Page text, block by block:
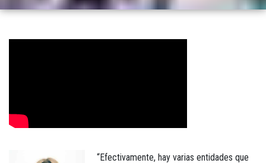
“Efectivamente, hay varias entidades que